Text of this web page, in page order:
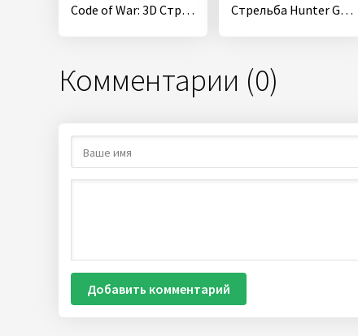
Code of War: 3D Стрелялки онлайн Стрельба Hunter Gun убийца
Комментарии (0)
Добавить комментарий